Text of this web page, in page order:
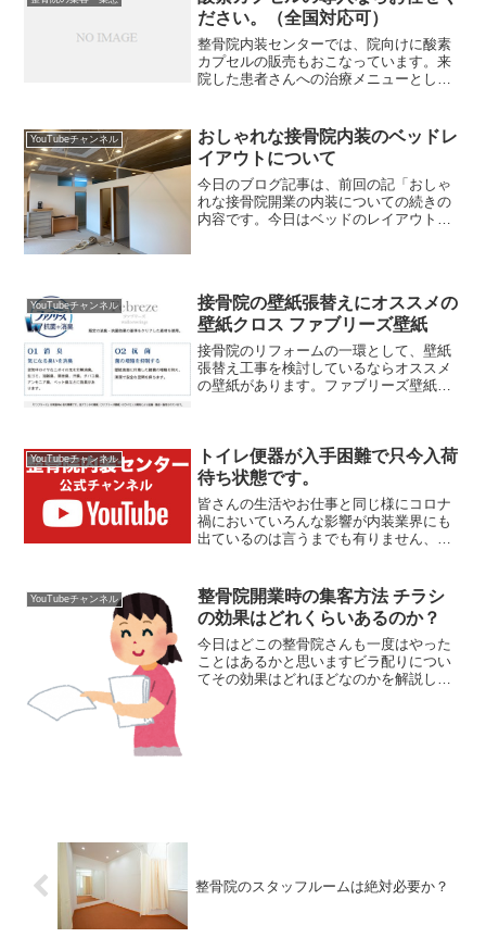
ださい。（全国対応可）
整骨院内装センターでは、院向けに酸素
カプセルの販売もおこなっています。来
院した患者さんへの治療メニューとして
りのタイプがあるのご存知ですか？
YouTubeチャンネル
おしゃれな接骨院内装のベッドレ
イアウトについて
今日のブログ記事は、前回の記「おしゃ
れな接骨院開業の内装についての続きの
内容です。今日はベッドのレイアウトに
YouTubeチャンネル
接骨院の壁紙張替えにオススメの
壁紙クロス ファブリーズ壁紙
接骨院のリフォームの一環として、壁紙
張替え工事を検討しているならオススメ
の壁紙があります。ファブリーズ壁紙の
ブリーズ壁紙ってい...
YouTubeチャンネル
トイレ便器が入手困難で只今入荷
待ち状態です。
皆さんの生活やお仕事と同じ様にコロナ
禍においていろんな影響が内装業界にも
出ているのは言うまでも有りません、今
可能性も今日のお題はトイレ便器が手に
入りづらい状態という事を...
YouTubeチャンネル
整骨院開業時の集客方法 チラシ
の効果はどれくらいあるのか？
今日はどこの整骨院さんも一度はやった
ことはあるかと思いますビラ配りについ
てその効果はどれほどなのかを解説して
整骨院のスタッフルームは絶対必要か？